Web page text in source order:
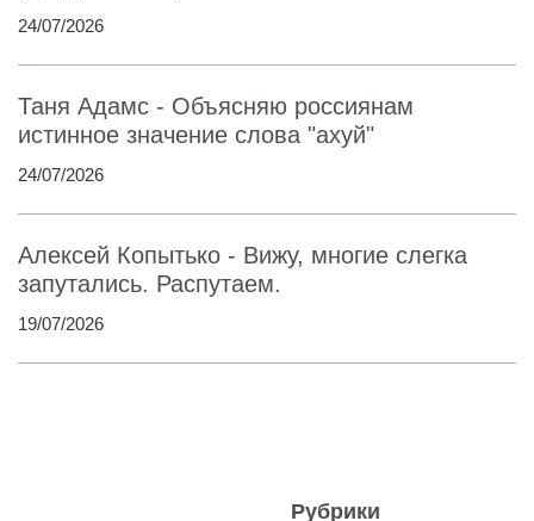
24/07/2026
Таня Адамс - Объясняю россиянам
истинное значение слова "ахуй"
24/07/2026
Алексей Копытько - Вижу, многие слегка
запутались. Распутаем.
19/07/2026
Рубрики